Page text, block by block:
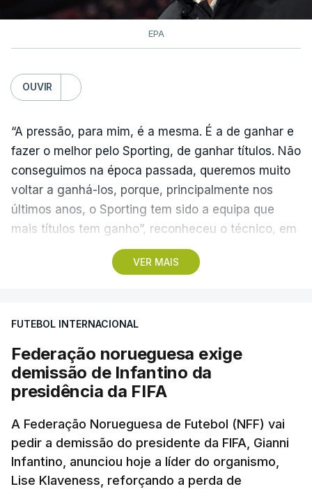
EPA
OUVIR
VER MAIS
“A pressão, para mim, é a mesma. É a de ganhar e
fazer o melhor pelo Sporting, de ganhar títulos. Não
conseguimos na época passada, queremos muito
voltar a ganhá-los, porque, principalmente nos
últimos anos, o Sporting tem sido a equipa que
mais títulos tem ganho”, reconheceu o técnico, em
Amadora, mas foi dominada pela atividade dos
‘leões’ no mercado de transferências, onde Borges
vincou, mais do que uma vez, que o clube “tem
feito um trabalho excelente”.
Questionado sobre se o elevado número de
entradas e saídas confirmava que o Sporting
estava a precisar de jogadores com vontade de
vencer pelo clube, como afirmou o presidente,
FUTEBOL INTERNACIONAL
Federação norueguesa exige
demissão de Infantino da
presidência da FIFA
A Federação Norueguesa de Futebol (NFF) vai
pedir a demissão do presidente da FIFA, Gianni
Infantino, anunciou hoje a líder do organismo,
Lise Klaveness, reforçando a perda de